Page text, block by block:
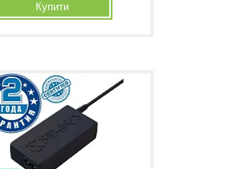
Купити